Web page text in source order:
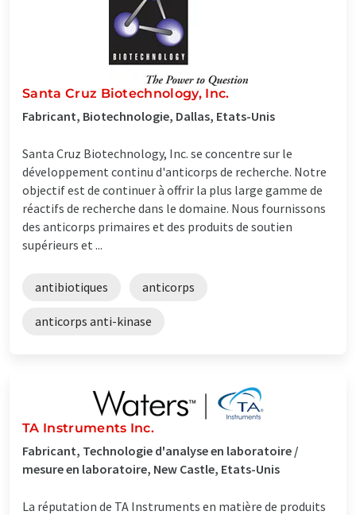
Santa Cruz Biotechnology, Inc.
Fabricant, Biotechnologie, Dallas, Etats-Unis
Santa Cruz Biotechnology, Inc. se concentre sur le
développement continu d'anticorps de recherche. Notre
objectif est de continuer à offrir la plus large gamme de
réactifs de recherche dans le domaine. Nous fournissons
des anticorps primaires et des produits de soutien
supérieurs et ...
antibiotiques anticorps
anticorps anti-kinase
TA Instruments Inc.
Fabricant, Technologie d'analyse en laboratoire /
mesure en laboratoire, New Castle, Etats-Unis
La réputation de TA Instruments en matière de produits